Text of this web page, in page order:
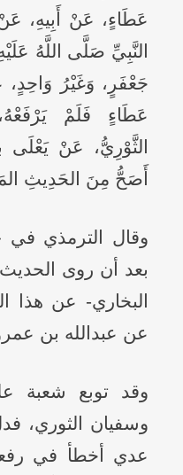
عَطَاءٍ، عَنْ أَبِيهِ،
النَّبِيِّ صَلَّى اللَّهُ
جَعْفَرٍ، وَغَيْرُ
عَطَاءٍ فَلَمْ
الثَّوْرِيُّ، عَنْ يَعْلَى
أَصَحُّ مِنَ الحَدِيثِ
بعد أن روى
البخاري- عن هذا
عن عبدالله بن
وقد توبع شعبة
وسفيان الثوري،
عدي أخطأ في